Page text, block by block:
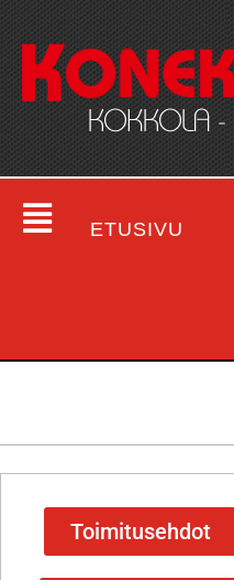
ETUSIVU
Toimitusehdot